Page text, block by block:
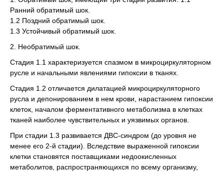
Ранний обратимый шок.
1.2 Поздний обратимый шок.
1.3 Устойчивый обратимый шок.
2. Необратимый шок.
Стадия 1.1 характеризуется спазмом в микроциркуляторном
русле и начальными явлениями гипоксии в тканях.
Стадия 1.2 отличается дилатацией микроциркуляторного
русла и депонированием в нем крови, нарастанием гипоксии
клеток, началом ферментативного метаболизма в клетках
тканей наиболее чувствительных и уязвимых органов.
При стадии 1.3 развивается ДВС-синдром (до уровня не
менее его 2-й стадии). Вследствие выраженной гипоксии
клетки становятся поставщиками недоокисленных
метаболитов, распространяющихся по всему организму,